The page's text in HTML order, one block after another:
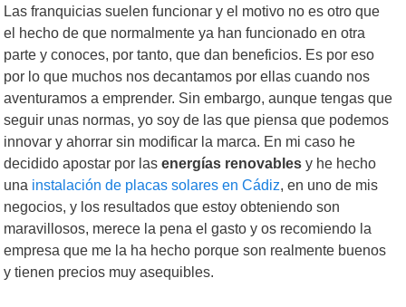
Las franquicias suelen funcionar y el motivo no es otro que
el hecho de que normalmente ya han funcionado en otra
parte y conoces, por tanto, que dan beneficios. Es por eso
por lo que muchos nos decantamos por ellas cuando nos
aventuramos a emprender. Sin embargo, aunque tengas que
seguir unas normas, yo soy de las que piensa que podemos
innovar y ahorrar sin modificar la marca. En mi caso he
decidido apostar por lasenergías renovables y he hecho
una instalación de placas solares en Cádiz, en uno de mis
negocios, y los resultados que estoy obteniendo son
maravillosos, merece la pena el gasto y os recomiendo la
empresa que me la ha hecho porque son realmente buenos
y tienen precios muy asequibles.